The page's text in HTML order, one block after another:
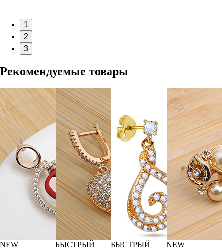
1
2
3
Рекомендуемые товары
NEW БЫСТРЫЙ БЫСТРЫЙ NEW